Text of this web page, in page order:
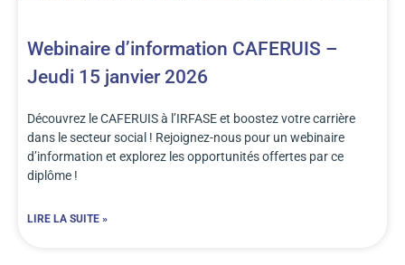
Webinaire d’information CAFERUIS –
Jeudi 15 janvier 2026
Découvrez le CAFERUIS à l’IRFASE et boostez votre carrière
dans le secteur social ! Rejoignez-nous pour un webinaire
d’information et explorez les opportunités offertes par ce
diplôme !
LIRE LA SUITE »